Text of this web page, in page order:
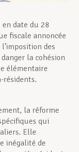
en date du 28
fiscale annoncée
des
la cohésion
élémentaire
résidents.
la réforme
qui
Elle
inégalité de